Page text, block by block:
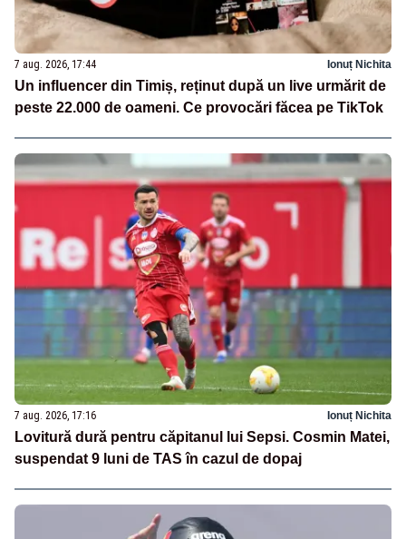
7 aug. 2026, 17:44 Ionuț Nichita
Un influencer din Timiș, reținut după un live urmărit de
peste 22.000 de oameni. Ce provocări făcea pe TikTok
7 aug. 2026, 17:16 Ionuț Nichita
Lovitură dură pentru căpitanul lui Sepsi. Cosmin Matei,
suspendat 9 luni de TAS în cazul de dopaj